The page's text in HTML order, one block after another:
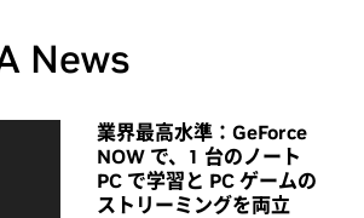
News
業界最高水準：GeForce
NOW で、1 台のノート
PC で学習と PC ゲームの
ストリーミングを両立